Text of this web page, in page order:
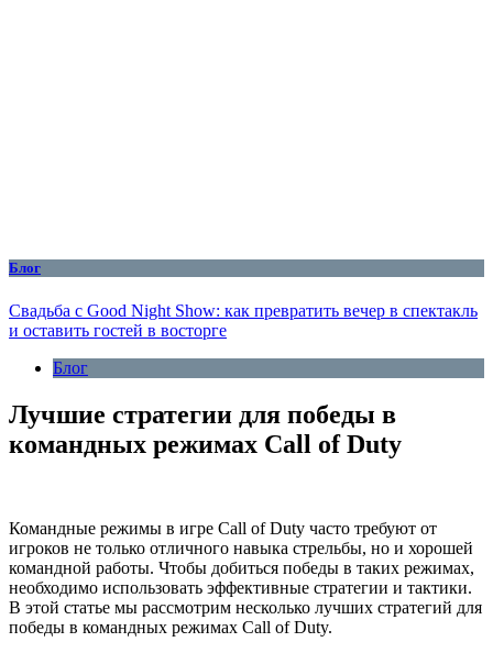
Блог
Свадьба с Good Night Show: как превратить вечер в спектакль
и оставить гостей в восторге
Блог
Лучшие стратегии для победы в
командных режимах Call of Duty
Командные режимы в игре Call of Duty часто требуют от
игроков не только отличного навыка стрельбы, но и хорошей
командной работы. Чтобы добиться победы в таких режимах,
необходимо использовать эффективные стратегии и тактики.
В этой статье мы рассмотрим несколько лучших стратегий для
победы в командных режимах Call of Duty.